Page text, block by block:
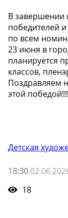
В завершении
победителей и
по всем
23 июня в
планируется
классов,
Поздравляем
этой победой!!!
Детская
18:30
18